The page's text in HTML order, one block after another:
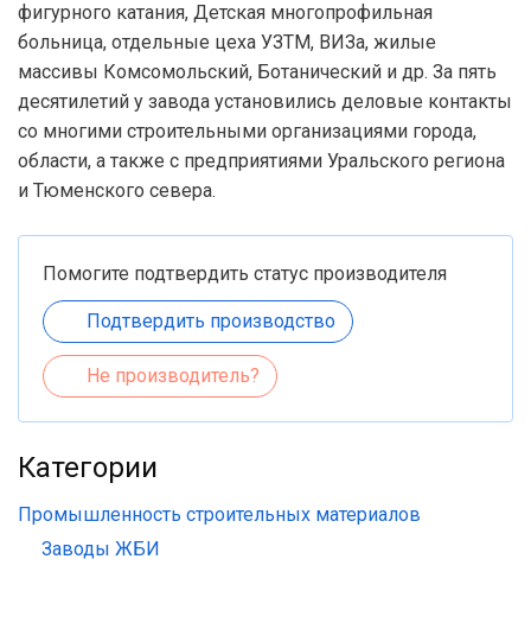
фигурного катания, Детская многопрофильная
больница, отдельные цеха УЗТМ, ВИЗа, жилые
массивы Комсомольский, Ботанический и др. За пять
десятилетий у завода установились деловые контакты
со многими строительными организациями города,
области, а также с предприятиями Уральского региона
и Тюменского севера.
Помогите подтвердить статус производителя
Подтвердить производство
Не производитель?
Категории
Промышленность строительных материалов
Заводы ЖБИ